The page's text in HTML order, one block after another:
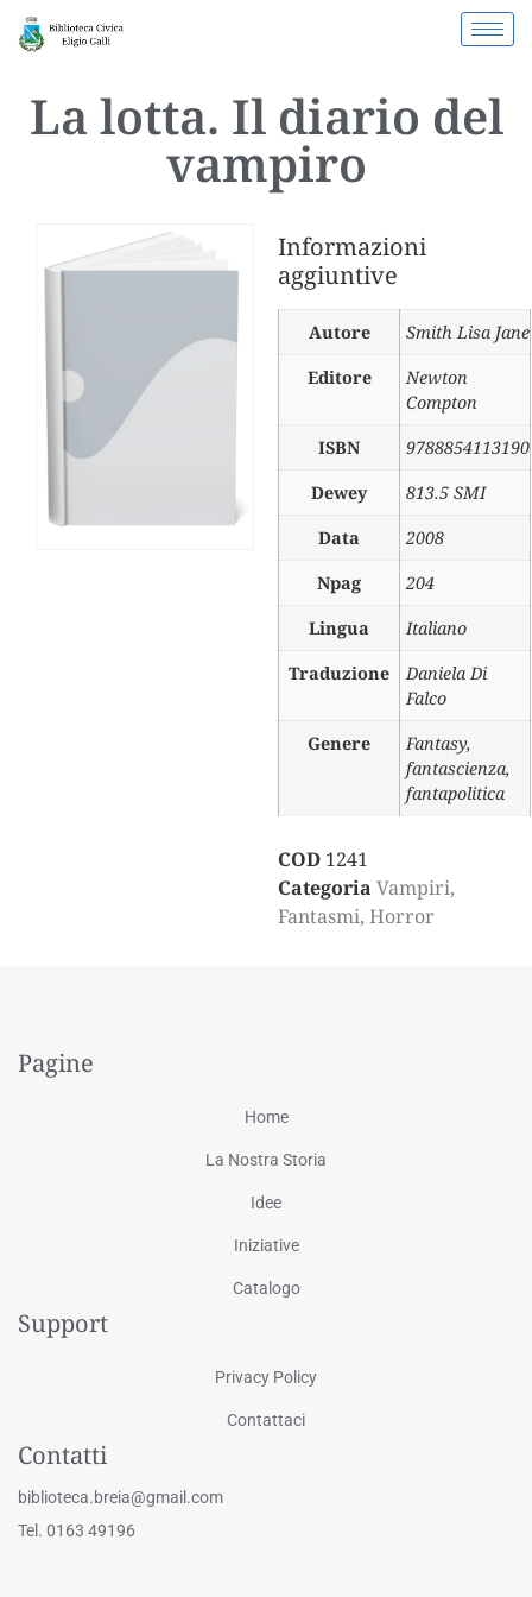
La lotta. Il diario del
vampiro
Informazioni
aggiuntive
Autore
Smith Lisa Jane
Editore
Newton
Compton
ISBN
9788854113190
Dewey
813.5 SMI
Data
2008
Npag
204
Lingua
Italiano
Traduzione
Daniela Di
Falco
Genere
Fantasy,
fantascienza,
fantapolitica
COD 1241
Categoria Vampiri,
Fantasmi, Horror
Pagine
Home
La Nostra Storia
Idee
Iniziative
Catalogo
Support
Privacy Policy
Contattaci
Contatti
biblioteca.breia@gmail.com
Tel. 0163 49196